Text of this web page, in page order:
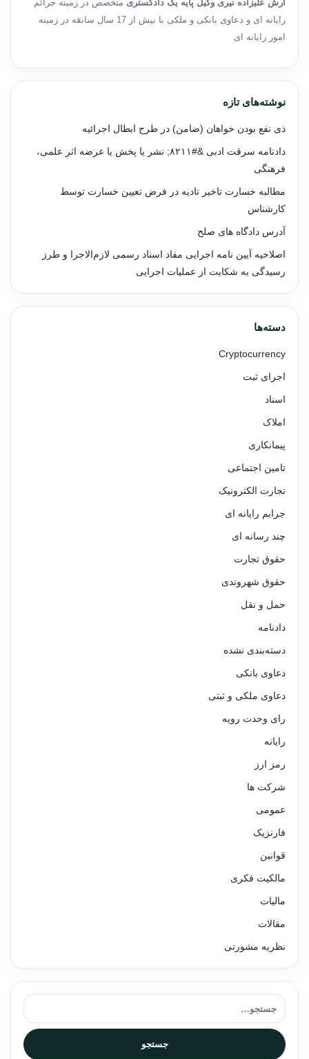
آرش علیزاده نیری وکیل پایه یک دادگستری متخصص در زمینه جرائم
رایانه ای و دعاوی بانکی و ملکی با بیش از 17 سال سابقه در زمینه
امور رایانه ای
نوشته‌های تازه
ذی نفع بودن خواهان (ضامن) در طرح ابطال اجرائیه
دادنامه سرقت ادبی &#۸۲۱۱; نشر یا پخش یا عرضه اثر علمی،
فرهنگی
مطالبه خسارت تاخیر تادیه در فرض تعیین خسارت توسط
کارشناس
آدرس دادگاه های صلح
اصلاحیه آیین نامه اجرایی مفاد اسناد رسمی لازم‌الاجرا و طرز
رسیدگی به شکایت از عملیات اجرایی
دسته‌ها
Cryptocurrency
اجرای ثبت
اسناد
املاک
پیمانکاری
تامین اجتماعی
تجارت الکترونیک
جرایم رایانه ای
چند رسانه ای
حقوق تجارت
حقوق شهروندی
حمل و نقل
دادنامه
دسته‌بندی نشده
دعاوی بانکی
دعاوی ملکی و ثبتی
رای وحدت رویه
رایانه
رمز ارز
شرکت ها
عمومی
فارنزیک
قوانین
مالکیت فکری
مالیات
مقالات
نظریه مشورتی
جستجو برای:
جستجو